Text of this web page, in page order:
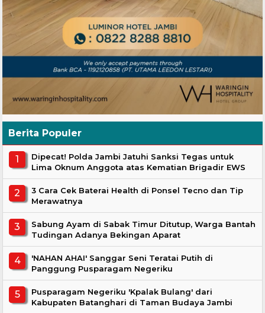
Berita Populer
Dipecat! Polda Jambi Jatuhi Sanksi Tegas untuk
Lima Oknum Anggota atas Kematian Brigadir EWS
3 Cara Cek Baterai Health di Ponsel Tecno dan Tip
Merawatnya
Sabung Ayam di Sabak Timur Ditutup, Warga Bantah
Tudingan Adanya Bekingan Aparat
'NAHAN AHAI' Sanggar Seni Teratai Putih di
Panggung Pusparagam Negeriku
Pusparagam Negeriku 'Kpalak Bulang' dari
Kabupaten Batanghari di Taman Budaya Jambi